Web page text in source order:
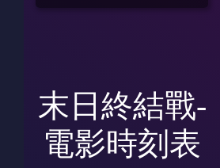
末日終結戰-
電影時刻表